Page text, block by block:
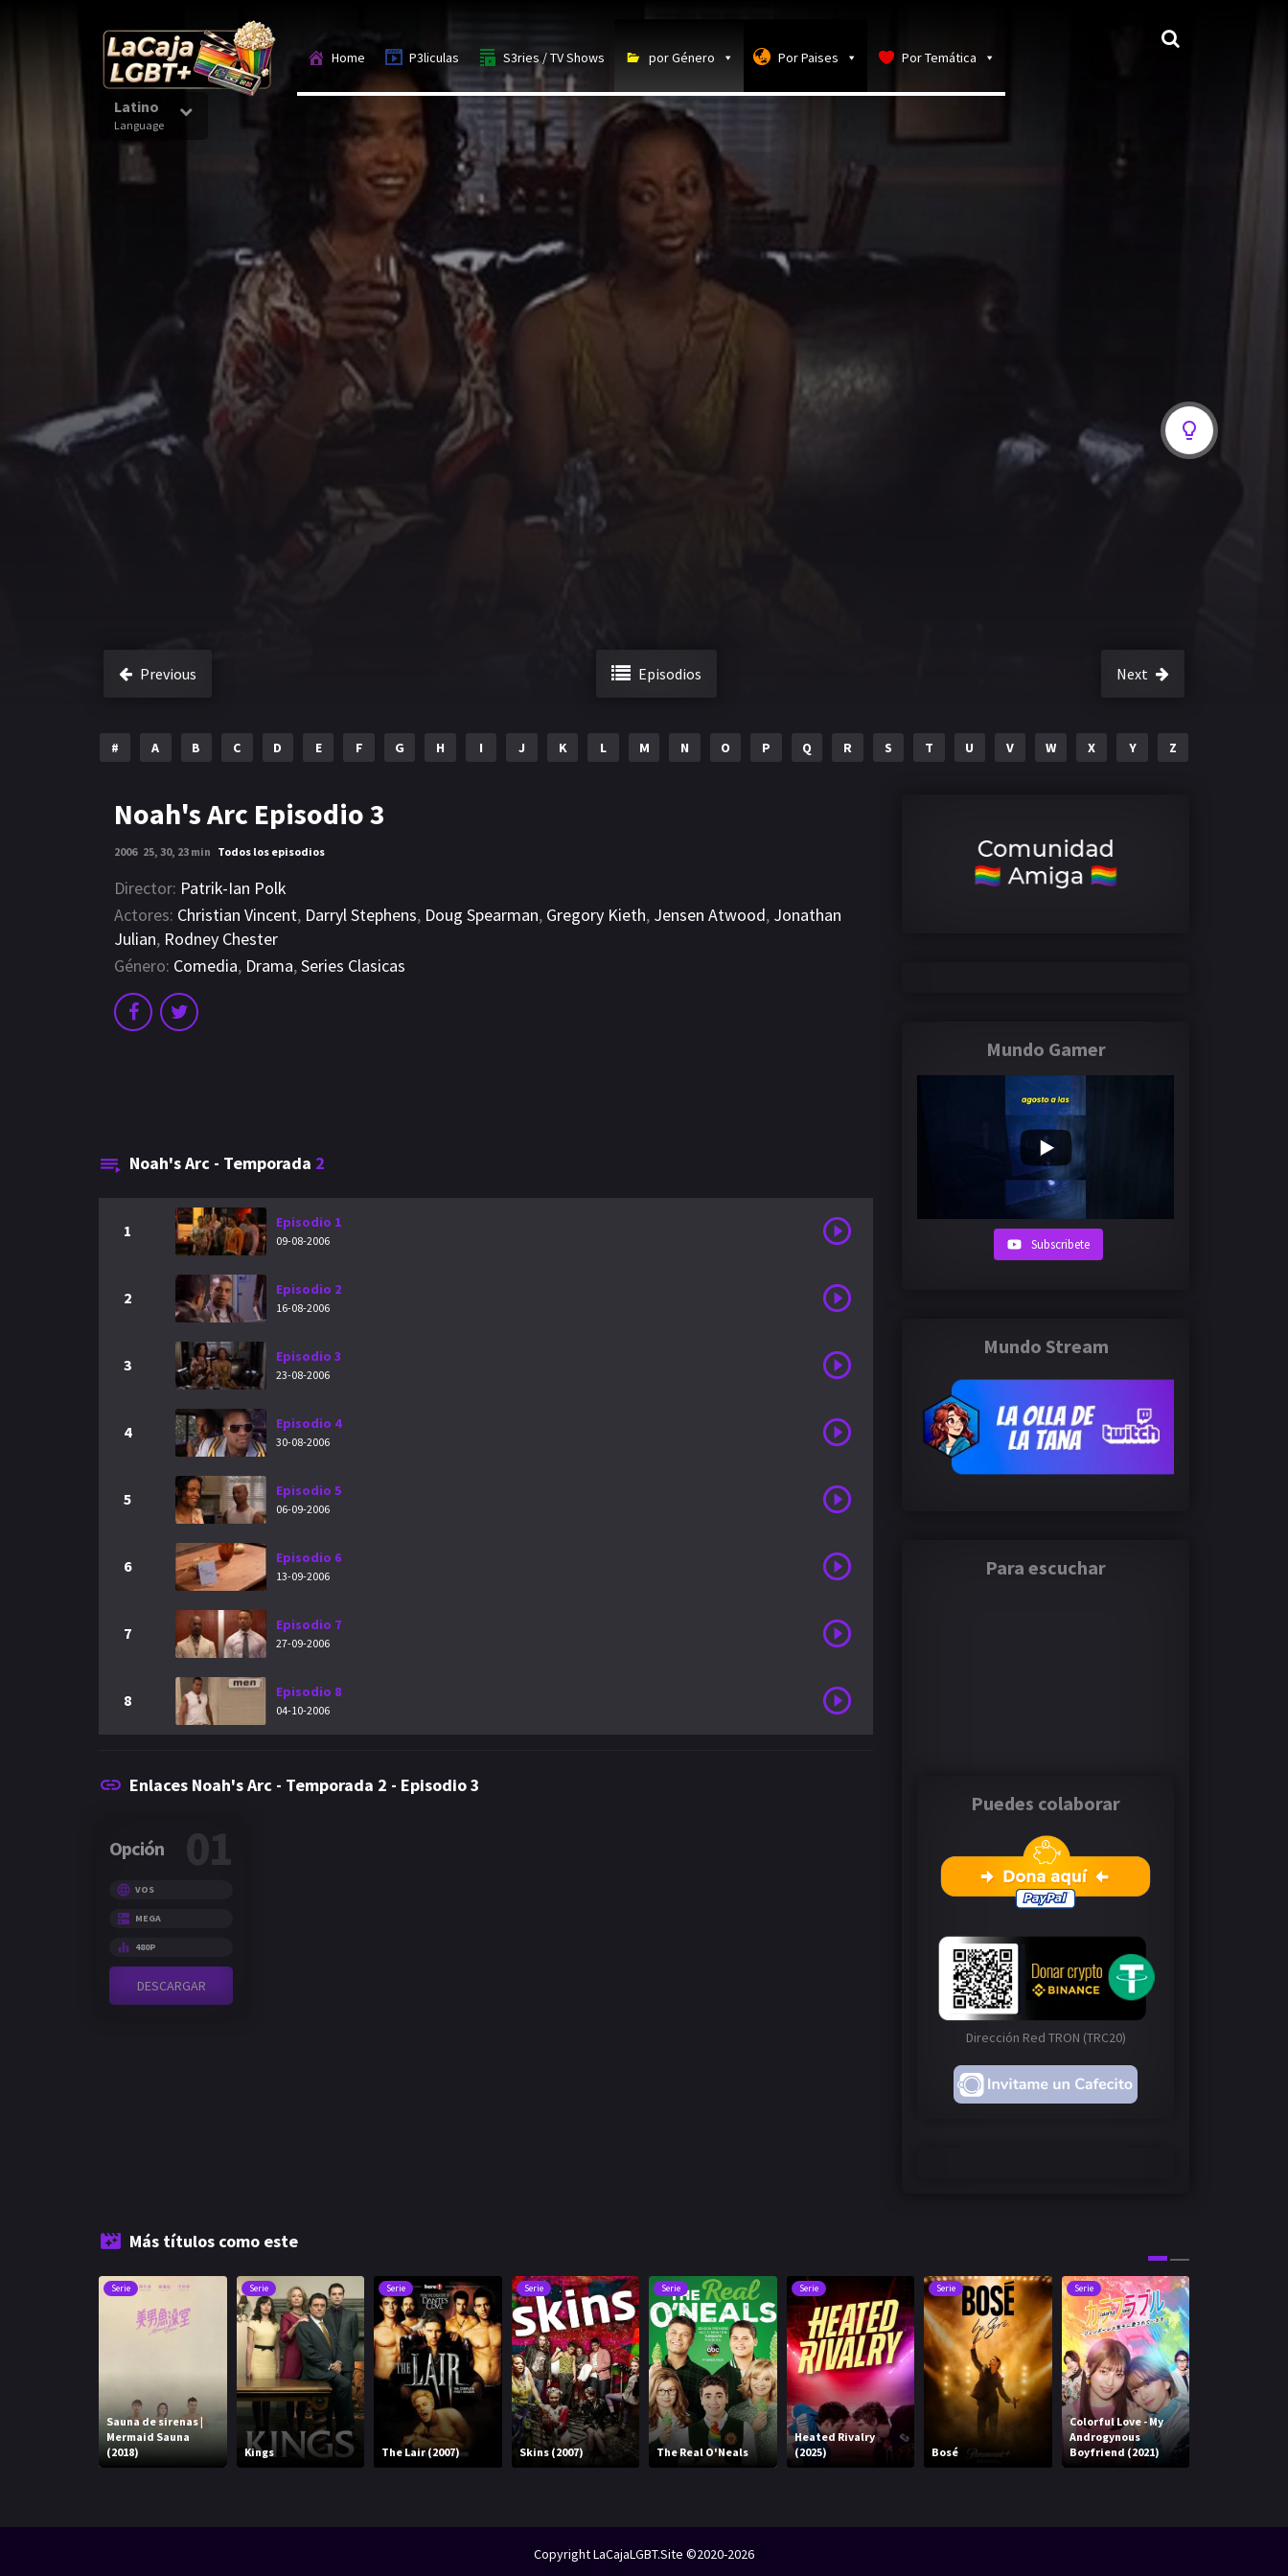
Home P3liculas S3ries / TV Shows por Género Por Paises Por Temática
Latino
Language
Previous Episodios Next
# A B C D E F G H I J K L M N O P Q R S T U V W X Y Z
Noah's Arc Episodio 3
2006 25, 30, 23 min Todos los episodios
Director: Patrik-Ian Polk
Actores: Christian Vincent, Darryl Stephens, Doug Spearman, Gregory Kieth, Jensen Atwood, Jonathan
Julian, Rodney Chester
Género: Comedia, Drama,Series Clasicas
Noah's Arc - Temporada 2
1 Episodio 1
09-08-2006
2 Episodio 2
16-08-2006
3 Episodio 3
23-08-2006
4 Episodio 4
30-08-2006
5 Episodio 5
06-09-2006
6 Episodio 6
13-09-2006
7 Episodio 7
27-09-2006
8 Episodio 8
04-10-2006
Enlaces Noah's Arc - Temporada 2 - Episodio 3
Opción 01
VOS
MEGA
480P
DESCARGAR
Mundo Gamer
Subscribete
Mundo Stream
Para escuchar
Puedes colaborar
Dirección Red TRON (TRC20)
Más títulos como este
Serie
Sauna de sirenas |
Mermaid Sauna
(2018)
Serie
Kings
Serie
The Lair (2007)
Serie
Skins (2007)
Serie
The Real O'Neals
Serie
Heated Rivalry
(2025)
Serie
Bosé
Serie
Colorful Love - My
Androgynous
Boyfriend (2021)
Copyright LaCajaLGBT.Site ©2020-2026